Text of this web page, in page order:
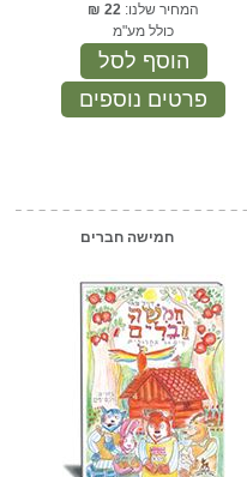
המחיר שלנו: 22
₪
כולל מע"מ
הוסף לסל
פרטים נוספים
חמישה חברים